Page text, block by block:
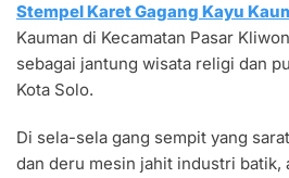
GAGANG
KAYU
KAUMAN
COCOK
Stempel Karet Gagang Kayu
Kauman di Kecamatan Pasar
sebagai jantung wisata religi dan
Kota Solo.
Di sela-sela gang sempit yang
dan deru mesin jahit industri batik,